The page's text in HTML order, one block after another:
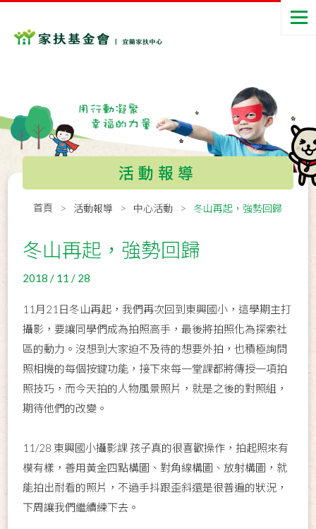
活動報導
首頁 活動報導 中心活動 冬山再起，強勢回歸
冬山再起，強勢回歸
2018 / 11 / 28
11月21日冬山再起，我們再次回到東興國小，這學期主打
攝影，要讓同學們成為拍照高手，最後將拍照化為探索社
區的動力。沒想到大家迫不及待的想要外拍，也積極詢問
照相機的每個按鍵功能，接下來每一堂課都將傳授一項拍
照技巧，而今天拍的人物風景照片，就是之後的對照組，
期待他們的改變。
11/28 東興國小攝影課 孩子真的很喜歡操作，拍起照來有
模有樣，善用黃金四點構圖、對角線構圖、放射構圖，就
能拍出耐看的照片，不過手抖跟歪斜還是很普遍的狀況，
下周讓我們繼續練下去。